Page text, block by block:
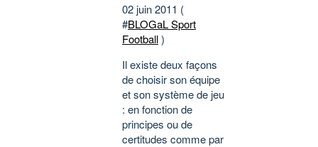
02 juin 2011 (
#BLOGaL Sport
Football)
Il existe deux façons
de choisir son équipe
et son système de jeu
: en fonction de
principes ou de
certitudes comme par